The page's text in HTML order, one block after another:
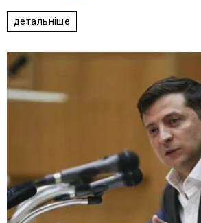
детальніше